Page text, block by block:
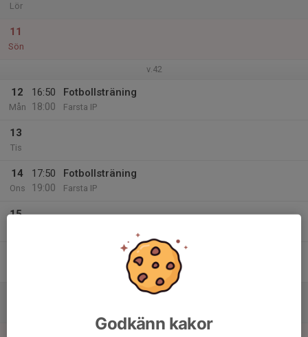
Lör
11
Sön
v.42
12
Mån
16:50
18:00
Fotbollsträning
Farsta IP
13
Tis
14
Ons
17:50
19:00
Fotbollsträning
Farsta IP
15
Godkänn kakor